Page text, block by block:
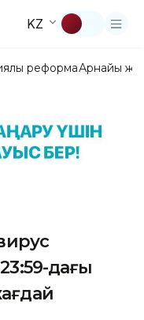
KZ
реформаАрнайы
дағы